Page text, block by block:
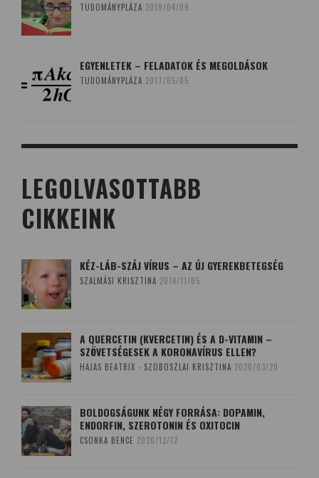
TUDOMÁNYPLÁZA 2019/04/09
EGYENLETEK – FELADATOK ÉS MEGOLDÁSOK
TUDOMÁNYPLÁZA 2017/05/05
LEGOLVASOTTABB
CIKKEINK
KÉZ-LÁB-SZÁJ VÍRUS – AZ ÚJ GYEREKBETEGSÉG
SZALMÁSI KRISZTINA 2014/11/05
A QUERCETIN (KVERCETIN) ÉS A D-VITAMIN –
SZÖVETSÉGESEK A KORONAVÍRUS ELLEN?
HAJAS BEATRIX - SZOBOSZLAI KRISZTINA 2020/03/20
BOLDOGSÁGUNK NÉGY FORRÁSA: DOPAMIN,
ENDORFIN, SZEROTONIN ÉS OXITOCIN
CSONKA BENCE 2020/12/12